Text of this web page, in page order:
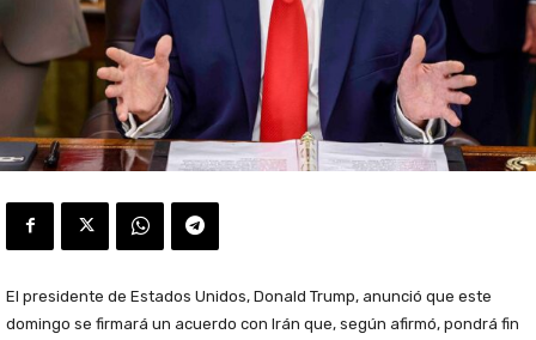
El presidente de Estados Unidos, Donald Trump, anunció que este
domingo se firmará un acuerdo con Irán que, según afirmó, pondrá fin